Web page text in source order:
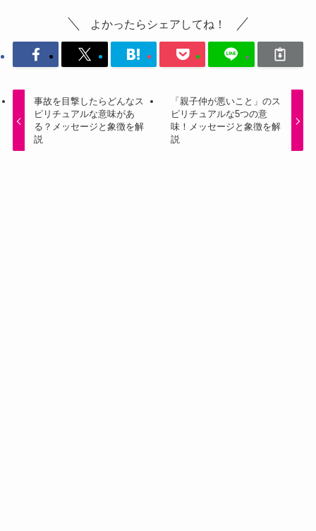
よかったらシェアしてね！
事故を目撃したらどんなス
ピリチュアルな意味があ
る？メッセージと象徴を解
説
「親子仲が悪いこと」のス
ピリチュアルな5つの意
味！メッセージと象徴を解
説